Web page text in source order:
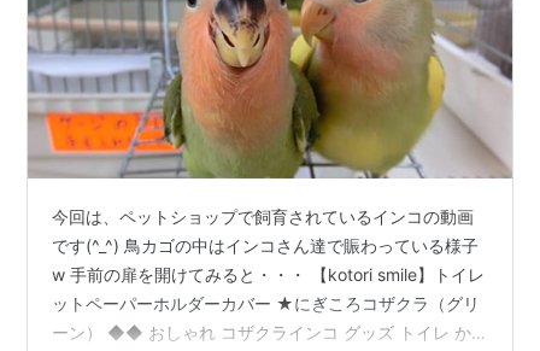
今回は、ペットショップで飼育されているインコの動画
です(^_^) 鳥カゴの中はインコさん達で賑わっている様子
w 手前の扉を開けてみると・・・ 【kotori smile】トイレ
ットペーパーホルダーカバー ★にぎころコザクラ（グリ
ーン） ◆◆ おしゃれ コザクラインコ グッズ トイレ か